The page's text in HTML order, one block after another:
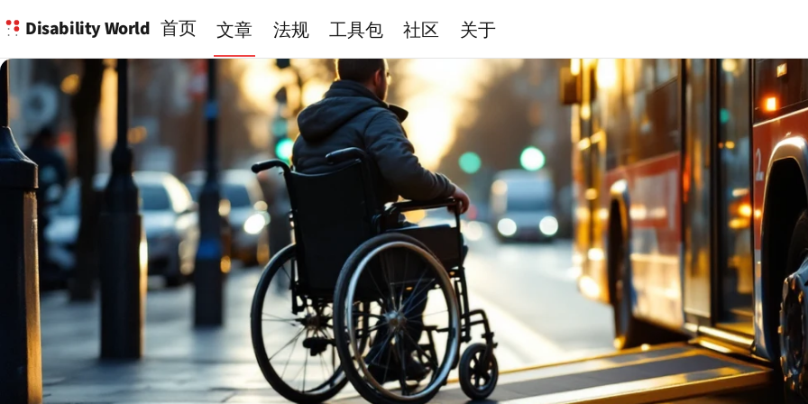
Disability World 首页 文章 法规 工具包 社区 关于